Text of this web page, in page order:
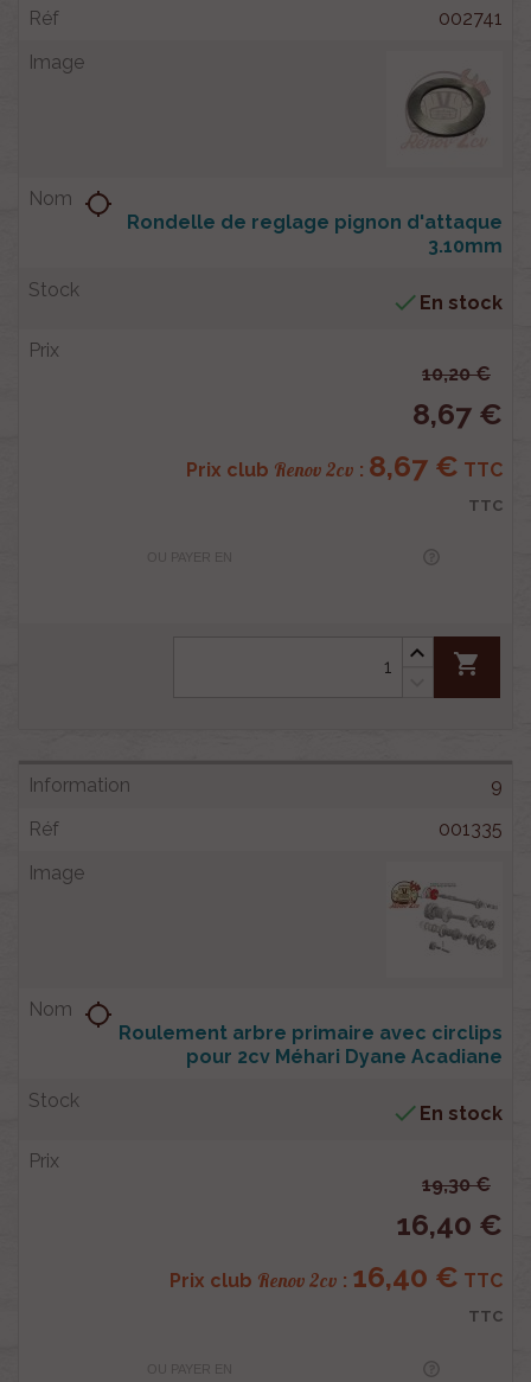
002741
Rondelle de reglage pignon d'attaque
3.10mm
location_searching
 En stock
10,20 €
8,67 €
Prix club Renov 2cv : 8,67 € TTC
TTC
OU PAYER EN
shopping_cart
9
001335
Roulement arbre primaire avec circlips
pour 2cv Méhari Dyane Acadiane
location_searching
 En stock
19,30 €
16,40 €
Prix club Renov 2cv : 16,40 € TTC
TTC
OU PAYER EN